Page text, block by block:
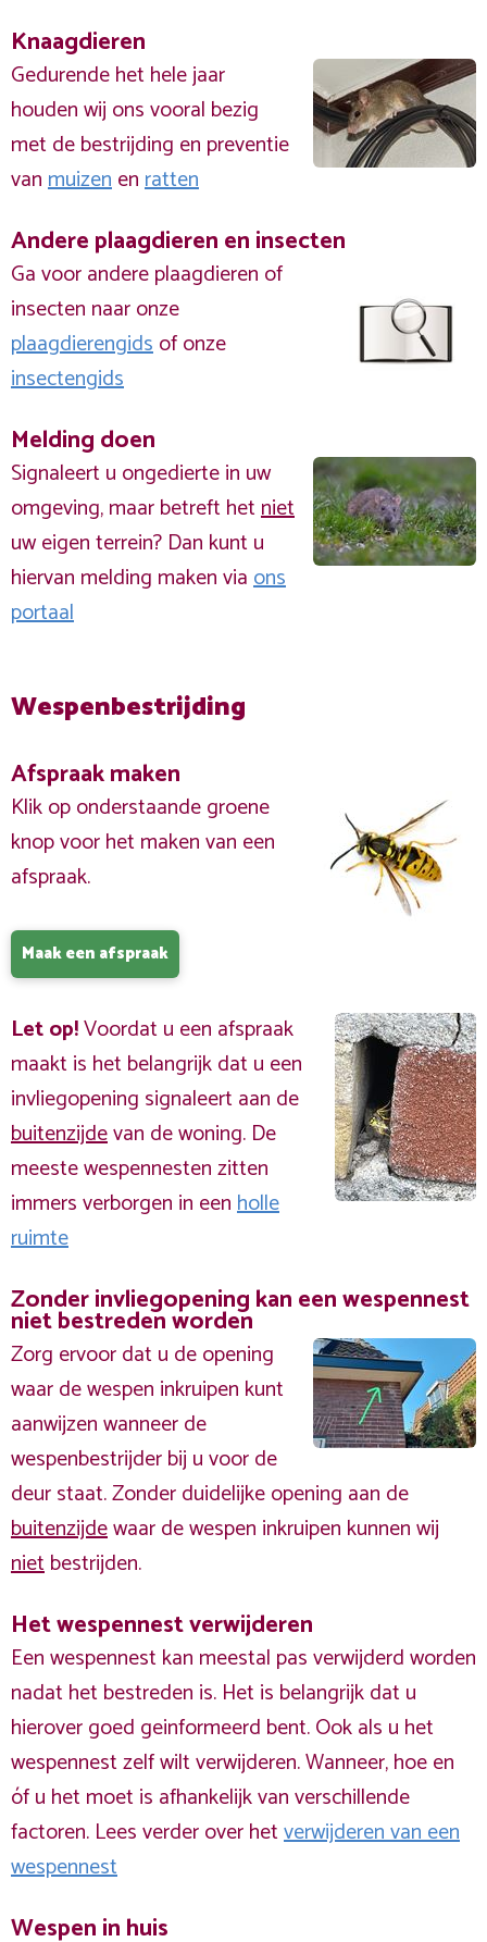
Knaagdieren
Gedurende het hele jaar
houden wij ons vooral bezig
met de bestrijding en preventie
vanmuizenenratten
Andere plaagdieren en insecten
Ga voor andere plaagdieren of
insecten naar onze
plaagdierengidsof onze
insectengids
Melding doen
Signaleert u ongedierte in uw
omgeving, maar betreft hetniet
uw eigen terrein? Dan kunt u
hiervan melding maken viaons
portaal
Wespenbestrijding
Afspraak maken
Klik op onderstaande groene
knop voor het maken van een
afspraak.
Maak een afspraak
Let op!Voordat u een afspraak
maakt is het belangrijk dat u een
invliegopening signaleert aan de
buitenzijdevan de woning. De
meeste wespennesten zitten
immers verborgen in eenholle
ruimte
Zonder invliegopening kan een wespennest
niet bestreden worden
Zorg ervoor dat u de opening
waar de wespen inkruipen kunt
aanwijzen wanneer de
wespenbestrijder bij u voor de
deur staat. Zonder duidelijke opening aan de
buitenzijdewaar de wespen inkruipen kunnen wij
nietbestrijden.
Het wespennest verwijderen
Een wespennest kan meestal pas verwijderd worden
nadat het bestreden is. Het is belangrijk dat u
hierover goed geinformeerd bent. Ook als u het
wespennest zelf wilt verwijderen. Wanneer, hoe en
óf u het moet is afhankelijk van verschillende
factoren. Lees verder over hetverwijderen van een
wespennest
Wespen in huis